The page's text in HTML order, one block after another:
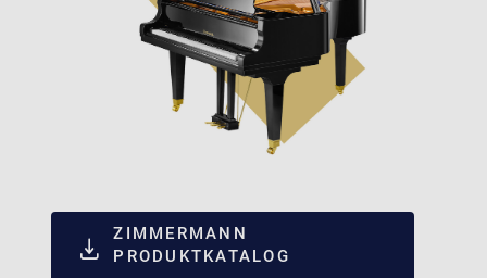
ZIMMERMANN
PRODUKTKATALOG